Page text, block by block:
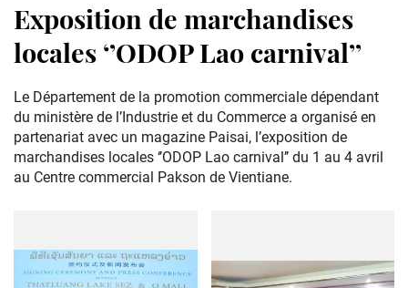
Exposition de marchandises
locales ‘’ODOP Lao carnival’’
Le Département de la promotion commerciale dépendant
du ministère de l’Industrie et du Commerce a organisé en
partenariat avec un magazine Paisai, l’exposition de
marchandises locales ‘’ODOP Lao carnival’’ du 1 au 4 avril
au Centre commercial Pakson de Vientiane.